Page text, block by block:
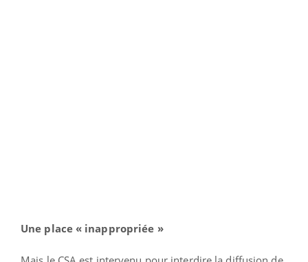
Une place « inappropriée »